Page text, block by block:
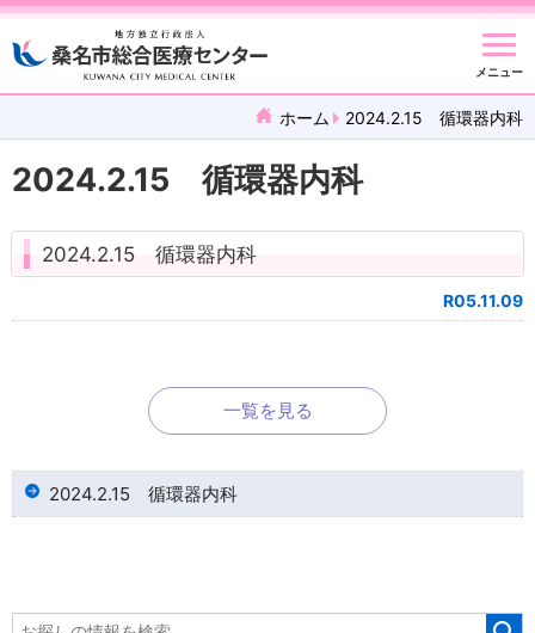
メニュー
ホーム 2024.2.15 循環器内科
2024.2.15 循環器内科
2024.2.15 循環器内科
R05.11.09
一覧を見る
2024.2.15 循環器内科